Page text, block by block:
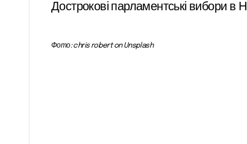
Дострокові парламентські вибори в
Фото: chris robert on Unsplash